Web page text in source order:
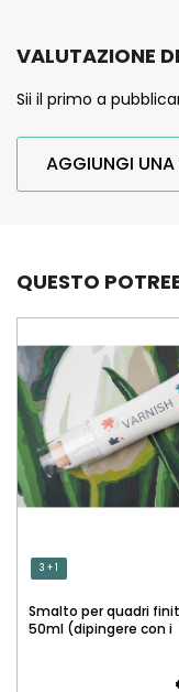
VALUTAZIONE
Sii il primo a
AGGIUNGI UNA
QUESTO
3 + 1
Smalto per quadri
50ml (dipingere con i